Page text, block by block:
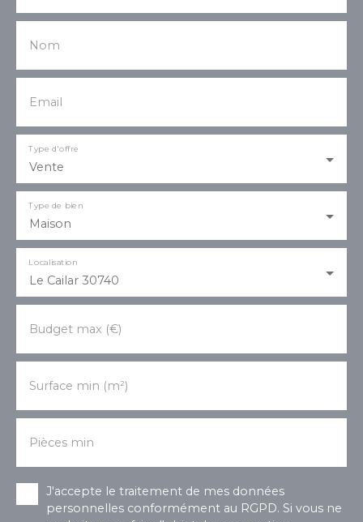
Nom
Email
Vente
Type d'offre
Maison
Type de bien
Le Cailar 30740
Localisation
Budget max (€)
Surface min (m²)
Pièces min
J'accepte le traitement de mes données
personnelles conformément au RGPD. Si vous ne